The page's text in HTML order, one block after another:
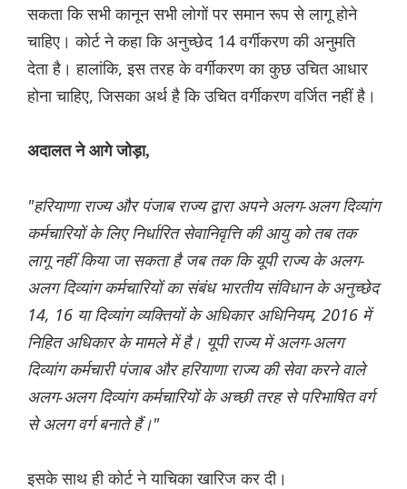
सकता कि सभी कानून सभी लोगों पर समान रूप से लागू होने
चाहिए। कोर्ट ने कहा कि अनुच्छेद 14 वर्गीकरण की अनुमति
देता है। हालांकि, इस तरह के वर्गीकरण का कुछ उचित आधार
होना चाहिए, जिसका अर्थ है कि उचित वर्गीकरण वर्जित नहीं है।
अदालत ने आगे जोड़ा,
"हरियाणा राज्य और पंजाब राज्य द्वारा अपने अलग-अलग दिव्यांग
कर्मचारियों के लिए निर्धारित सेवानिवृत्ति की आयु को तब तक
लागू नहीं किया जा सकता है जब तक कि यूपी राज्य के अलग-
अलग दिव्यांग कर्मचारियों का संबंध भारतीय संविधान के अनुच्छेद
14, 16 या दिव्यांग व्यक्तियों के अधिकार अधिनियम, 2016 में
निहित अधिकार के मामले में है। यूपी राज्य में अलग-अलग
दिव्यांग कर्मचारी पंजाब और हरियाणा राज्य की सेवा करने वाले
अलग-अलग दिव्यांग कर्मचारियों के अच्छी तरह से परिभाषित वर्ग
से अलग वर्ग बनाते हैं।"
इसके साथ ही कोर्ट ने याचिका खारिज कर दी।